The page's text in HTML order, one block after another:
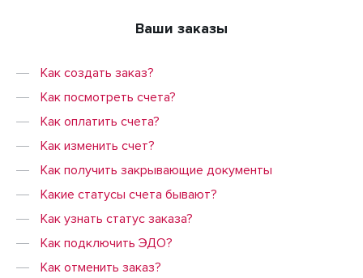
Ваши заказы
Как создать заказ?
Как посмотреть счета?
Как оплатить счета?
Как изменить счет?
Как получить закрывающие документы
Какие статусы счета бывают?
Как узнать статус заказа?
Как подключить ЭДО?
Как отменить заказ?